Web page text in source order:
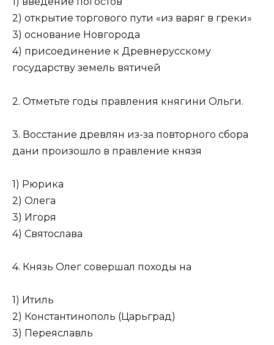
2) открытие торгового пути «из варяг в греки»
3) основание Новгорода
4) присоединение к Древнерусскому
государству земель вятичей
2. Отметьте годы правления княгини Ольги.
3. Восстание древлян из-за повторного сбора
дани произошло в правление князя
1) Рюрика
2) Олега
3) Игоря
4) Святослава
4. Князь Олег совершал походы на
1) Итиль
2) Константинополь (Царьград)
3) Переяславль